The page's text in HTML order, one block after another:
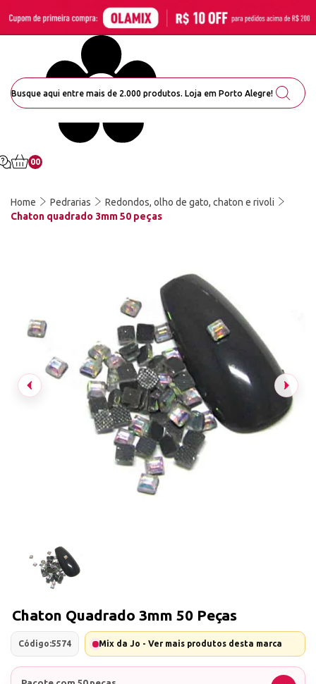
00
Home Pedrarias
Redondos, olho de gato, chaton e rivoli
Chaton quadrado 3mm 50 peças
Chaton Quadrado 3mm 50 Peças
Código:5574 Mix da Jo - Ver mais produtos desta marca